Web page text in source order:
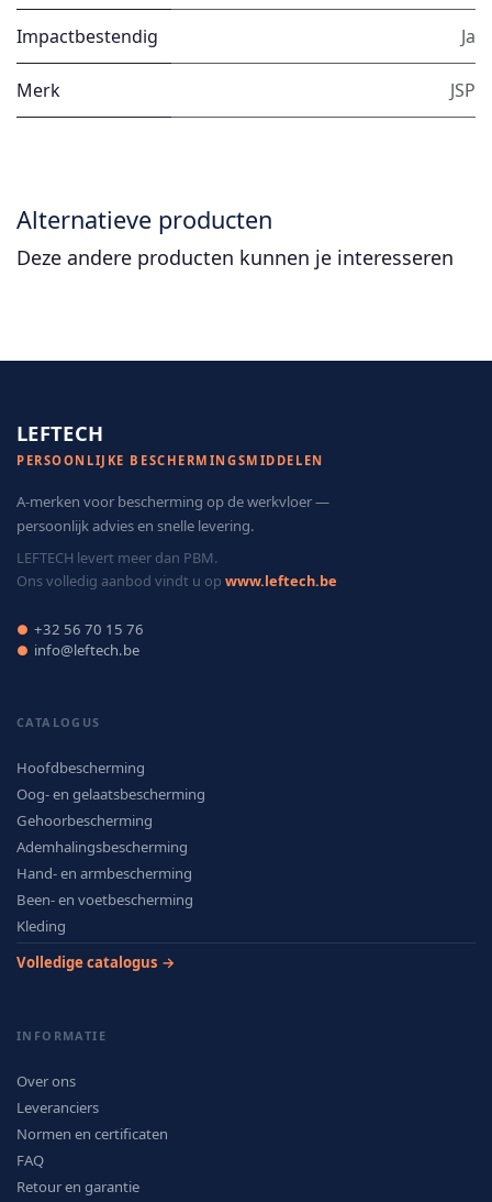
Impactbestendig Ja
Merk JSP
Alternatieve producten
Deze andere producten kunnen je interesseren
LEFTECH
PERSOONLIJKE BESCHERMINGSMIDDELEN
A-merken voor bescherming op de werkvloer —
persoonlijk advies en snelle levering.
LEFTECH levert meer dan PBM.
Ons volledig aanbod vindt u op www.leftech.be
● +32 56 70 15 76
● info@leftech.be
CATALOGUS
Hoofdbescherming
Oog- en gelaatsbescherming
Gehoorbescherming
Ademhalingsbescherming
Hand- en armbescherming
Been- en voetbescherming
Kleding
Volledige catalogus →
INFORMATIE
Over ons
Leveranciers
Normen en certificaten
FAQ
Retour en garantie